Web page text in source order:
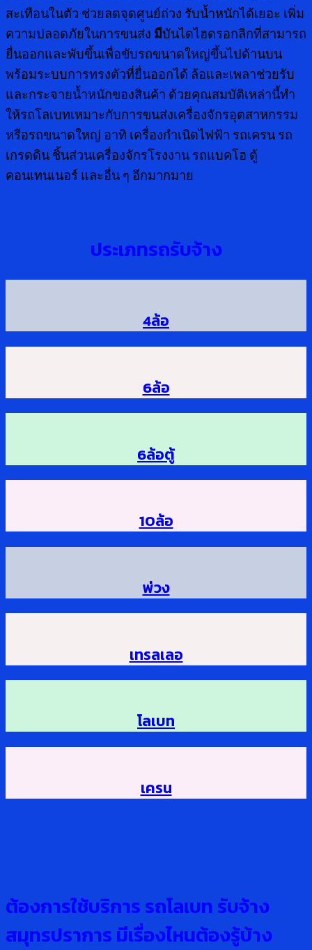
สะเทือนในตัว ช่วยลดจุดศูนย์ถ่วง รับน้ำหนักได้เยอะ เพิ่ม
ความปลอดภัยในการขนส่ง มีบันไดไฮดรอกลิกที่สามารถ
ยื่นออกและพับขึ้นเพื่อขับรถขนาดใหญ่ขึ้นไปด้านบน
พร้อมระบบการทรงตัวที่ยื่นออกได้ ล้อและเพลาช่วยรับ
และกระจายน้ำหนักของสินค้า ด้วยคุณสมบัติเหล่านี้ทำ
ให้รถโลเบทเหมาะกับการขนส่งเครื่องจักรอุตสาหกรรม
หรือรถขนาดใหญ่ อาทิ เครื่องกำเนิดไฟฟ้า รถเครน รถ
เกรดดิน ชิ้นส่วนเครื่องจักรโรงงาน รถแบคโฮ ตู้
คอนเทนเนอร์ และอื่น ๆ อีกมากมาย
ประเภทรถรับจ้าง
4ล้อ
6ล้อ
6ล้อตู้
10ล้อ
พ่วง
เทรลเลอ
โลเบท
เครน
ต้องการใช้บริการรถโลเบท รับจ้าง
สมุทรปราการมีเรื่องไหนต้องรู้บ้าง